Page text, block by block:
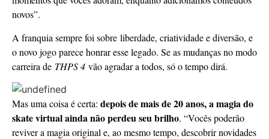
novos”.
A franquia sempre foi sobre liberdade, criatividade e diversão, e
o novo jogo parece honrar esse legado. Se as mudanças no modo
carreira de THPS 4 vão agradar a todos, só o tempo dirá.
Mas uma coisa é certa: depois de mais de 20 anos, a magia do
skate virtual ainda não perdeu seu brilho. “Vocês poderão
reviver a magia original e, ao mesmo tempo, descobrir novidades